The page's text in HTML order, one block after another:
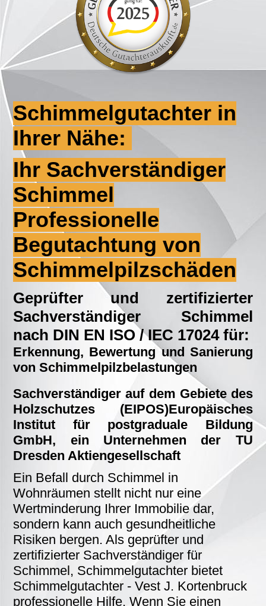
Schimmelgutachter in
Ihrer Nähe:
Ihr Sachverständiger
Schimmel
Professionelle
Begutachtung von
Schimmelpilzschäden
Geprüfter und zertifizierter
Sachverständiger Schimmel
nach DIN EN ISO / IEC 17024 für:
Erkennung, Bewertung und Sanierung
von Schimmelpilzbelastungen
Sachverständiger auf dem Gebiete des
Holzschutzes (EIPOS)Europäisches
Institut für postgraduale Bildung
GmbH, ein Unternehmen der TU
Dresden Aktiengesellschaft
Ein Befall durch Schimmel in
Wohnräumen stellt nicht nur eine
Wertminderung Ihrer Immobilie dar,
sondern kann auch gesundheitliche
Risiken bergen. Als geprüfter und
zertifizierter Sachverständiger für
Schimmel, Schimmelgutachter bietet
Schimmelgutachter - Vest J. Kortenbruck
professionelle Hilfe. Wenn Sie einen